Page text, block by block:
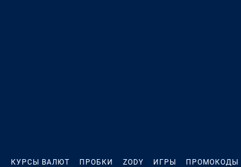
КУРСЫ ВАЛЮТ ПРОБКИ ZODY ИГРЫ ПРОМОКОДЫ